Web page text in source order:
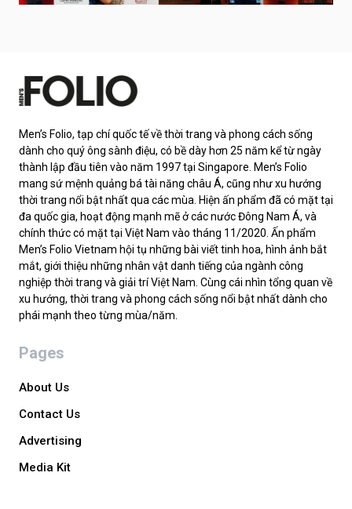
Men’s Folio, tạp chí quốc tế về thời trang và phong cách sống
dành cho quý ông sành điệu, có bề dày hơn 25 năm kể từ ngày
thành lập đầu tiên vào năm 1997 tại Singapore. Men’s Folio
mang sứ mệnh quảng bá tài năng châu Á, cũng như xu hướng
thời trang nổi bật nhất qua các mùa. Hiện ấn phẩm đã có mặt tại
đa quốc gia, hoạt động mạnh mẽ ở các nước Đông Nam Á, và
chính thức có mặt tại Việt Nam vào tháng 11/2020. Ấn phẩm
Men’s Folio Vietnam hội tụ những bài viết tinh hoa, hình ảnh bắt
mắt, giới thiệu những nhân vật danh tiếng của ngành công
nghiệp thời trang và giải trí Việt Nam. Cùng cái nhìn tổng quan về
xu hướng, thời trang và phong cách sống nổi bật nhất dành cho
phái mạnh theo từng mùa/năm.
Pages
About Us
Contact Us
Advertising
Media Kit